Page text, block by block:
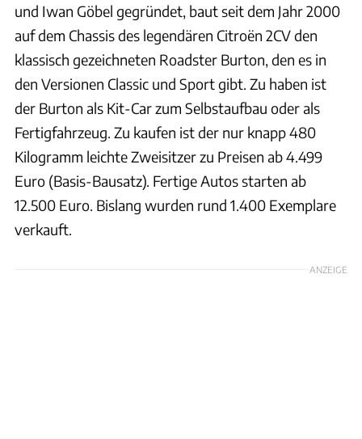
und Iwan Göbel gegründet, baut seit dem Jahr 2000
auf dem Chassis des legendären Citroën 2CV den
klassisch gezeichneten Roadster Burton, den es in
den Versionen Classic und Sport gibt. Zu haben ist
der Burton als Kit-Car zum Selbstaufbau oder als
Fertigfahrzeug. Zu kaufen ist der nur knapp 480
Kilogramm leichte Zweisitzer zu Preisen ab 4.499
Euro (Basis-Bausatz). Fertige Autos starten ab
12.500 Euro. Bislang wurden rund 1.400 Exemplare
verkauft.
ANZEIGE